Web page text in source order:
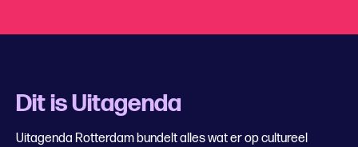
Dit is Uitagenda
Uitagenda Rotterdam bundelt alles wat er op cultureel